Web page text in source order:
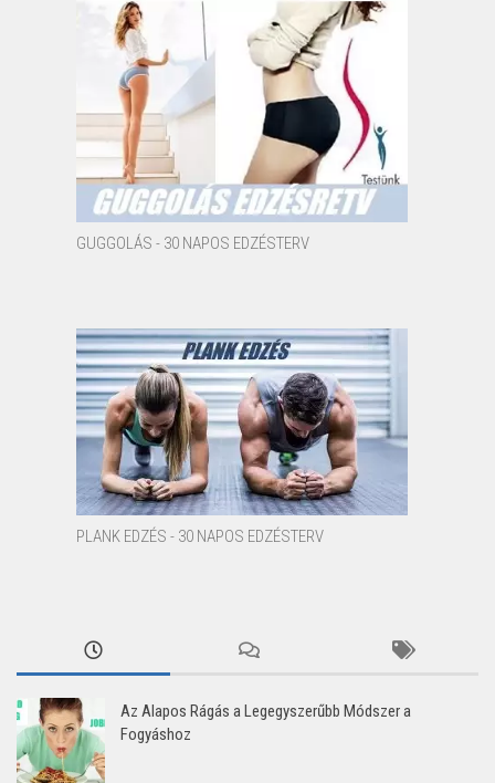
GUGGOLÁS - 30 NAPOS EDZÉSTERV
PLANK EDZÉS - 30 NAPOS EDZÉSTERV
Az Alapos Rágás a Legegyszerűbb Módszer a
Fogyáshoz